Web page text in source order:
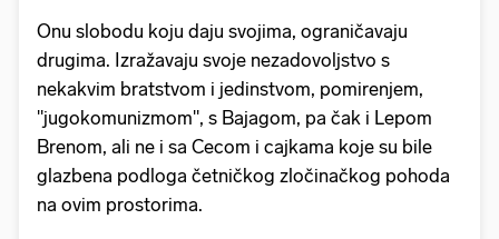
Onu slobodu koju daju svojima, ograničavaju
drugima. Izražavaju svoje nezadovoljstvo s
nekakvim bratstvom i jedinstvom, pomirenjem,
"jugokomunizmom", s Bajagom, pa čak i Lepom
Brenom, ali ne i sa Cecom i cajkama koje su bile
glazbena podloga četničkog zločinačkog pohoda
na ovim prostorima.